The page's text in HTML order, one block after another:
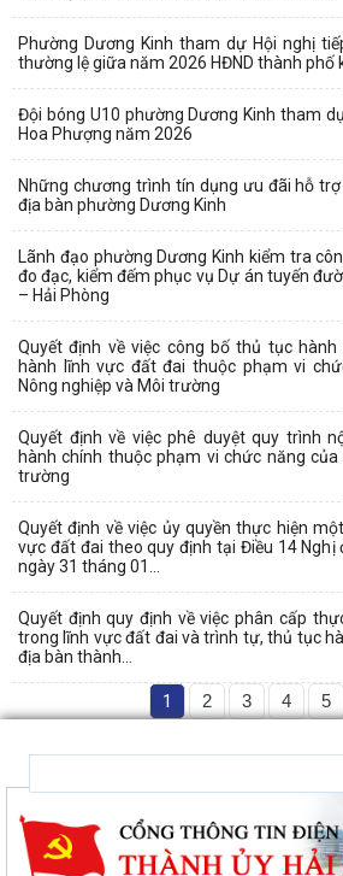
Phường Dương Kinh tham dự Hội nghị
thường lệ giữa năm 2026 HĐND thành phố
Đội bóng U10 phường Dương Kinh tham
Hoa Phượng năm 2026
Những chương trình tín dụng ưu đãi hỗ
địa bàn phường Dương Kinh
Lãnh đạo phường Dương Kinh kiểm tra
đo đạc, kiểm đếm phục vụ Dự án tuyến
– Hải Phòng
Quyết định về việc công bố thủ tục
hành lĩnh vực đất đai thuộc phạm vi
Nông nghiệp và Môi trường
Quyết định về việc phê duyệt quy trình
hành chính thuộc phạm vi chức năng của
trường
Quyết định về việc ủy quyền thực hiện
vực đất đai theo quy định tại Điều 14 Nghị
ngày 31 tháng 01...
Quyết định quy định về việc phân cấp
trong lĩnh vực đất đai và trình tự, thủ tục
địa bàn thành...
1 2 3 4 5